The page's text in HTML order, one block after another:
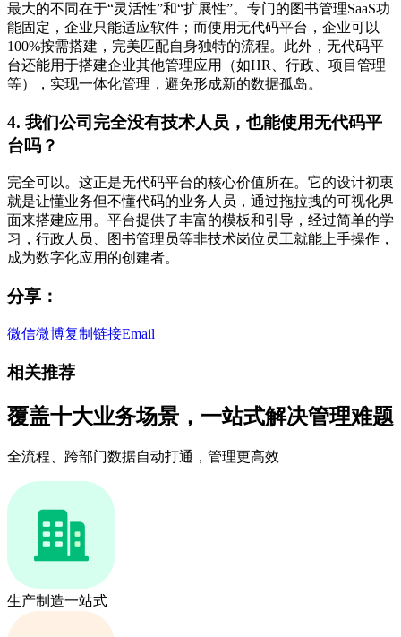
最大的不同在于“灵活性”和“扩展性”。专门的图书管理SaaS功
能固定，企业只能适应软件；而使用无代码平台，企业可以
100%按需搭建，完美匹配自身独特的流程。此外，无代码平
台还能用于搭建企业其他管理应用（如HR、行政、项目管理
等），实现一体化管理，避免形成新的数据孤岛。
4. 我们公司完全没有技术人员，也能使用无代码平
台吗？
完全可以。这正是无代码平台的核心价值所在。它的设计初衷
就是让懂业务但不懂代码的业务人员，通过拖拉拽的可视化界
面来搭建应用。平台提供了丰富的模板和引导，经过简单的学
习，行政人员、图书管理员等非技术岗位员工就能上手操作，
成为数字化应用的创建者。
分享：
微信微博复制链接Email
相关推荐
覆盖十大业务场景，一站式解决管理难题
全流程、跨部门数据自动打通，管理更高效
生产制造一站式